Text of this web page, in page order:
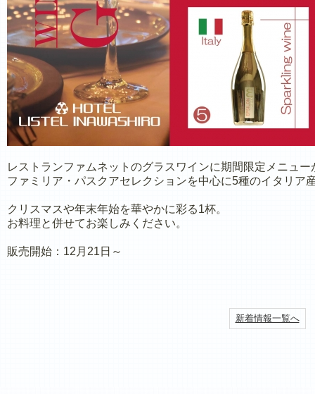
レストランファムネットのグラスワインに期間限定メニュー
ファミリア・パスクアセレクションを中心に5種のイタリア
クリスマスや年末年始を華やかに彩る1杯。
お料理と併せてお楽しみください。
販売開始：12月21日～
新着情報一覧へ